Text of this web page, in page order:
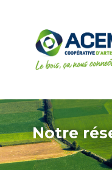
Notre